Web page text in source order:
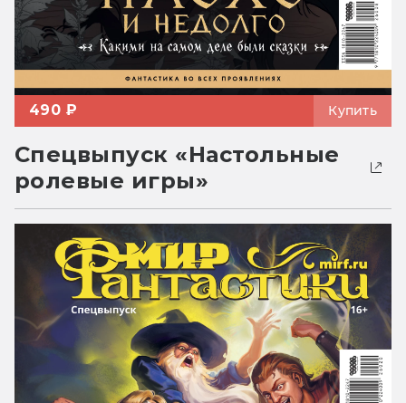
490 ₽ Купить
Спецвыпуск «Настольные
ролевые игры»